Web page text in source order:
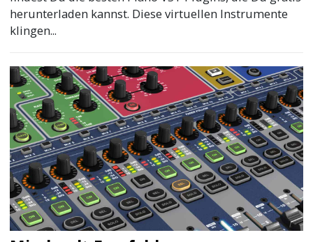
herunterladen kannst. Diese virtuellen Instrumente
klingen...